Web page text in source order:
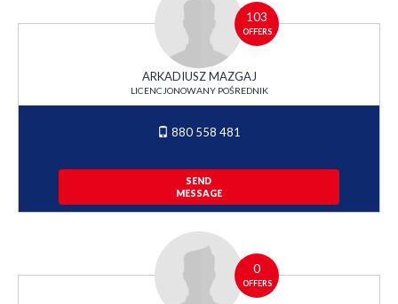
103
OFFERS
ARKADIUSZ MAZGAJ
LICENCJONOWANY POŚREDNIK
880 558 481
SEND
MESSAGE
0
OFFERS